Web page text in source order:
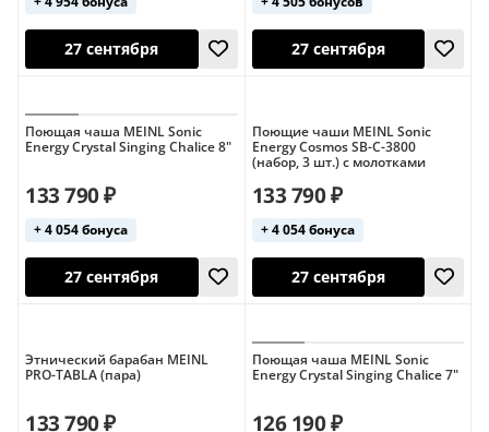
Германия
Поющая чаша MEINL Sonic
Energy Crystal Singing Chalice 8"
133 790 ₽
+ 4 054 бонуса
Поющие чаши MEINL Sonic
Energy Cosmos SB-C-3800
(набор, 3 шт.) с молотками
133 790 ₽
+ 4 054 бонуса
Этнический барабан MEINL
PRO-TABLA (пара)
133 790 ₽
Поющая чаша MEINL Sonic
Energy Crystal Singing Chalice 7"
126 190 ₽